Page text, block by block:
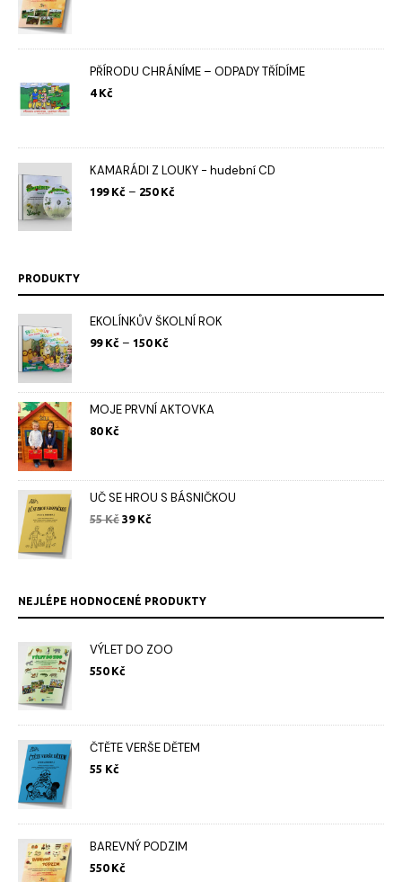
PŘÍRODU CHRÁNÍME – ODPADY TŘÍDÍME
4 Kč
KAMARÁDI Z LOUKY - hudební CD
199 Kč – 250 Kč
PRODUKTY
EKOLÍNKŮV ŠKOLNÍ ROK
99 Kč – 150 Kč
až
150 Kč
MOJE PRVNÍ AKTOVKA
80 Kč
UČ SE HROU S BÁSNIČKOU
55Kč Původní
39 Kč
NEJLÉPE HODNOCENÉ PRODUKTY
VÝLET DO ZOO
550 Kč
ČTĚTE VERŠE DĚTEM
55 Kč
BAREVNÝ PODZIM
550 Kč